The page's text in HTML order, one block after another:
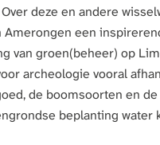
deze en andere
een
van groen(beheer) op
archeologie vooral
de boomsoorten en
beplanting water